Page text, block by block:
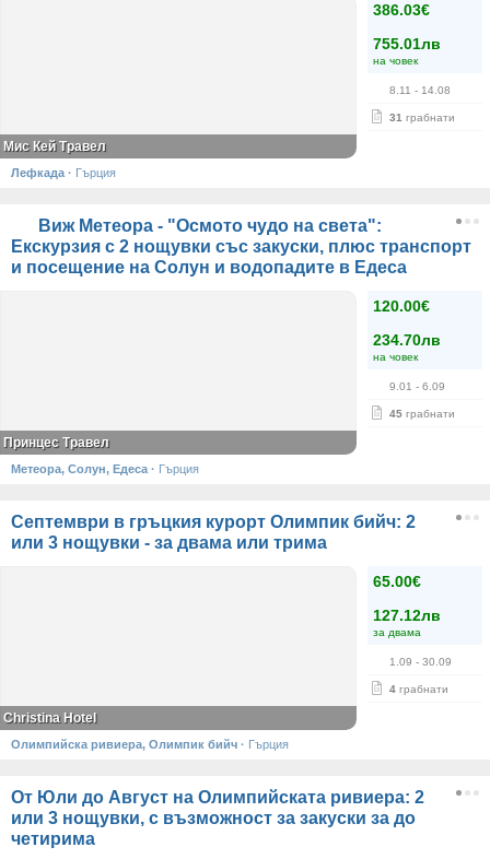
386.03€
755.01лв
на човек
8.11 - 14.08
31 грабнати
Мис Кей Травел
Лефкада · Гърция
Виж Метеора - "Осмото чудо на света":
Екскурзия с 2 нощувки със закуски, плюс транспорт
и посещение на Солун и водопадите в Едеса
120.00€
234.70лв
на човек
9.01 - 6.09
45 грабнати
Принцес Травел
Метеора, Солун, Едеса · Гърция
Септември в гръцкия курорт Олимпик бийч: 2
или 3 нощувки - за двама или трима
65.00€
127.12лв
за двама
1.09 - 30.09
4 грабнати
Christina Hotel
Олимпийска ривиера, Олимпик бийч · Гърция
От Юли до Август на Олимпийската ривиера: 2
или 3 нощувки, с възможност за закуски за до
четирима